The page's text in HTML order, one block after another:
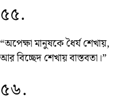
৫৫.
“অপেক্ষা মানুষকে ধৈর্য শেখায়,
আর বিচ্ছেদ শেখায় বাস্তবতা।”
৫৬.